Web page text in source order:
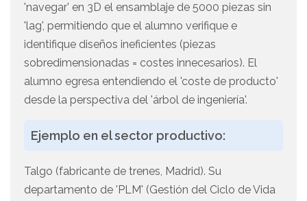
'navegar' en 3D el ensamblaje de 5000 piezas sin
'lag', permitiendo que el alumno verifique e
identifique diseños ineficientes (piezas
sobredimensionadas = costes innecesarios). El
alumno egresa entendiendo el 'coste de producto'
desde la perspectiva del 'árbol de ingeniería'.
Ejemplo en el sector productivo:
Talgo (fabricante de trenes, Madrid). Su
departamento de 'PLM' (Gestión del Ciclo de Vida